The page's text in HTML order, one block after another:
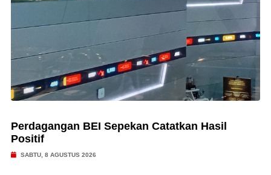
Perdagangan BEI Sepekan Catatkan Hasil
Positif
SABTU, 8 AGUSTUS 2026